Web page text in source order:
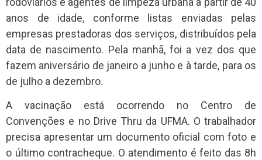
anos de idade, conforme listas enviadas pelas
empresas prestadoras dos serviços, distribuídos pela
data de nascimento. Pela manhã, foi a vez dos que
fazem aniversário de janeiro a junho e à tarde, para os
de julho a dezembro.
A vacinação está ocorrendo no Centro de
Convenções e no Drive Thru da UFMA. O trabalhador
precisa apresentar um documento oficial com foto e
o último contracheque. O atendimento é feito das 8h